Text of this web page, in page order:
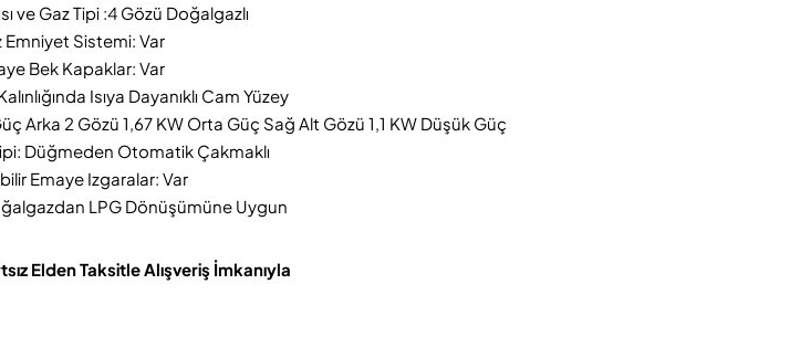
ve Gaz Tipi :4 Gözü Doğalgazlı
Emniyet Sistemi: Var
Bek Kapaklar: Var
Isıya Dayanıklı Cam Yüzey
Arka 2 Gözü 1,67 KW Orta Güç Sağ Alt Gözü 1,1 KW Düşük Güç
Düğmeden Otomatik Çakmaklı
Emaye Izgaralar: Var
LPG Dönüşümüne Uygun
Elden Taksitle Alışveriş İmkanıyla